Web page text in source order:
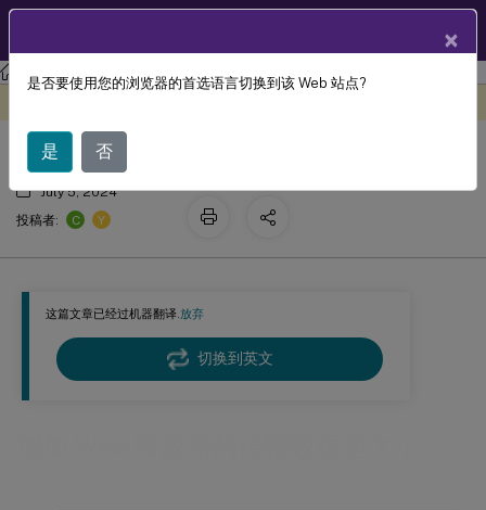
Session Recording Session Recording 2503
这篇文章已经过机器翻译.放弃
切换到英文
增加 Web 播放器的传输数据包大小
July 5, 2024
投稿者:
C Y
×
是否要使用您的浏览器的首选语言切换到该 Web 站点?
是 否